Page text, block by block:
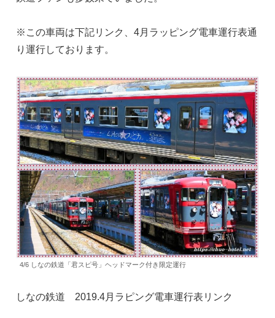
※この車両は下記リンク、4月ラッピング電車運行表通
り運行しております。
4/6 しなの鉄道「君スピ号」ヘッドマーク付き限定運行
しなの鉄道 2019.4月ラピング電車運行表リンク